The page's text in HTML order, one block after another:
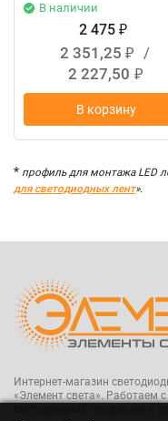
В наличии
2 475 ₽
2 351,25 ₽
/
2 227,50 ₽
В корзину
* профиль для монтажа LED
для светодиодных лент».
Интернет-магазин
«Элемент света». Работаем